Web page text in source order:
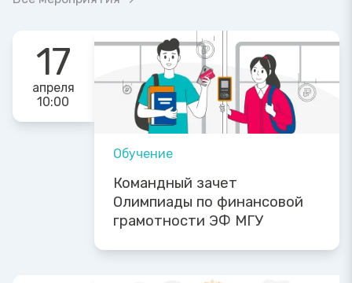
17
апреля
10:00
Обучение
Командный зачет
Олимпиады по финансовой
грамотности ЭФ МГУ